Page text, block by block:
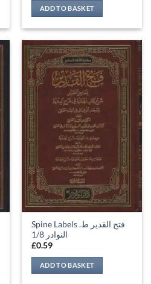
ADD TO BASKET
Spine Labels فتح القدير ط.
النوادر 1/8
£0.59
ADD TO BASKET